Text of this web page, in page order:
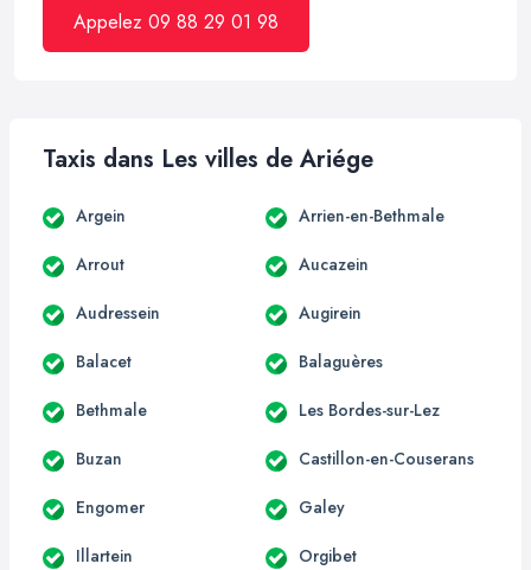
Appelez 09 88 29 01 98
Taxis dans Les villes de Ariége
Argein Arrien-en-Bethmale
Arrout Aucazein
Audressein Augirein
Balacet Balaguères
Bethmale Les Bordes-sur-Lez
Buzan Castillon-en-Couserans
Engomer Galey
Illartein Orgibet